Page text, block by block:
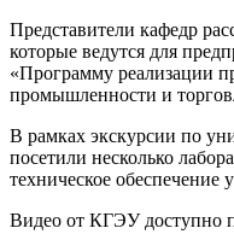
Представители кафедр
которые ведутся для
«Программу реализации
промышленности и
В рамках экскурсии по
посетили несколько
техническое обеспечение
Видео от КГЭУ доступно